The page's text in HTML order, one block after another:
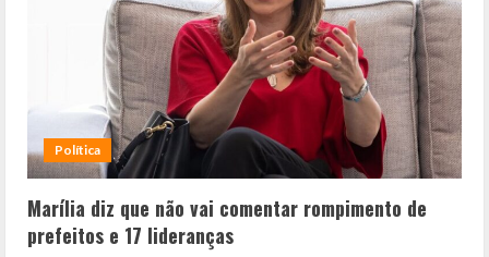
Política
Marília diz que não vai comentar rompimento de
prefeitos e 17 lideranças